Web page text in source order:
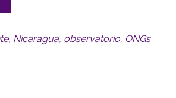
, Nicaragua, observatorio, ONGs